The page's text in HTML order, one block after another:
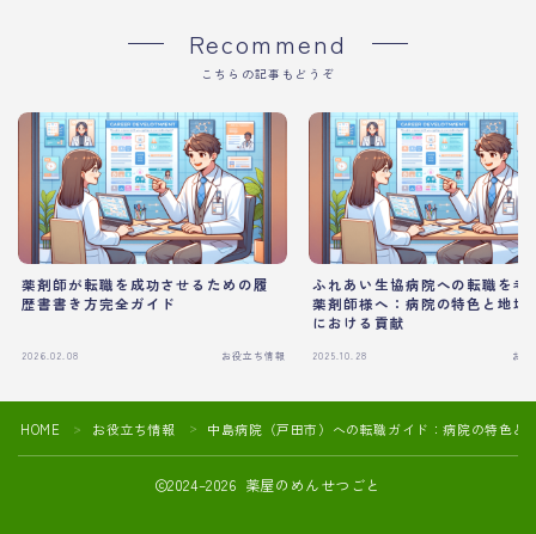
Recommend
こちらの記事もどうぞ
薬剤師が転職を成功させるための履
歴書書き方完全ガイド
2026.02.08 お役立ち情報
ふれあい生協病院への転職を考
薬剤師様へ：病院の特色と地域
における貢献
2025.10.28 お
HOME ＞ お役立ち情報 ＞ 中島病院（戸田市）への転職ガイド：病院の特色と
2024–2026 薬屋のめんせつごと